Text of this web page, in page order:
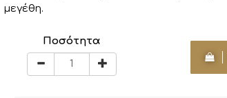
μεγέθη.
Ποσότητα